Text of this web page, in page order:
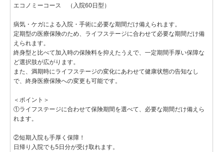
エコノミーコース （入院60日型）
病気・ケガによる入院・手術に必要な期間だけ備えられます。
定期型の医療保険のため、ライフステージに合わせて必要な期間だけ備
えられます。
終身型と比べて加入時の保険料を抑えたうえで、一定期間手厚い保障な
ど選択肢が広がります。
また、満期時にライフステージの変化にあわせて健康状態の告知なし
で、終身医療保険への変更も可能です。
＜ポイント＞
①ライフステージに合わせて保険期間を選べて、必要な期間だけ備えら
れます。
②短期入院も手厚く保障！
日帰り入院でも5日分が受け取れます。